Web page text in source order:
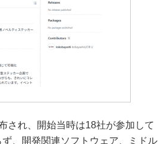
され、開始当時は18社が参加して
、開発関連ソフトウェア、ミドル